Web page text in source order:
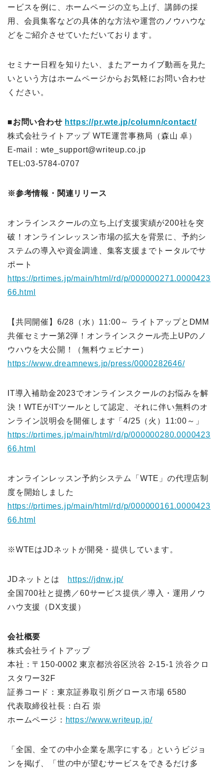
ービスを例に、ホームページの立ち上げ、講師の採
用、会員集客などの具体的な方法や運営のノウハウな
どをご紹介させていただいております。
セミナー日程を知りたい、またアーカイブ動画を見た
いという方はホームページからお気軽にお問い合わせ
ください。
■お問い合わせ https://pr.wte.jp/column/contact/
株式会社ライトアップ WTE運営事務局（森山 卓）
E-mail：wte_support@writeup.co.jp
TEL:03-5784-0707
※参考情報・関連リリース
オンラインスクールの立ち上げ支援実績が200社を突
破！オンラインレッスン市場の拡大を背景に、予約シ
ステムの導入や資金調達、集客支援までトータルでサ
ポート
https://prtimes.jp/main/html/rd/p/000000271.0000423
66.html
【共同開催】6/28（水）11:00～ ライトアップとDMM
共催セミナー第2弾！オンラインスクール売上UPのノ
ウハウを大公開！（無料ウェビナー）
https://www.dreamnews.jp/press/0000282646/
IT導入補助金2023でオンラインスクールのお悩みを解
決！WTEがITツールとして認定、それに伴い無料のオ
ンライン説明会を開催します「4/25（火）11:00～」
https://prtimes.jp/main/html/rd/p/000000280.0000423
66.html
オンラインレッスン予約システム「WTE」の代理店制
度を開始しました
https://prtimes.jp/main/html/rd/p/000000161.0000423
66.html
※WTEはJDネットが開発・提供しています。
JDネットとは https://jdnw.jp/
全国700社と提携／60サービス提供／導入・運用ノウ
ハウ支援（DX支援）
会社概要
株式会社ライトアップ
本社：〒150-0002 東京都渋谷区渋谷 2-15-1 渋谷クロ
スタワー32F
証券コード：東京証券取引所グロース市場 6580
代表取締役社長：白石 崇
ホームページ： https://www.writeup.jp/
「全国、全ての中小企業を黒字にする」というビジョ
ンを掲げ、「世の中が望むサービスをできるだけ多